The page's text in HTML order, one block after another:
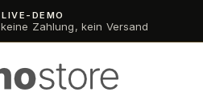
LIVE-DEMO
Zahlung, kein Versand